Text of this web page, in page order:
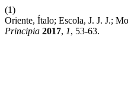
(1)
Oriente, Ítalo; Escola, J. J. J.;
Principia 2017, 1, 53-63.